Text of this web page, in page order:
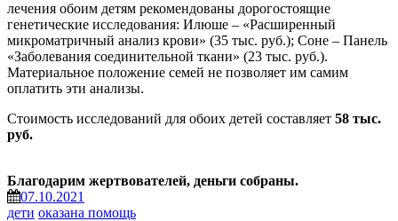
лечения обоим детям рекомендованы дорогостоящие
генетические исследования: Илюше – «Расширенный
микроматричный анализ крови» (35 тыс. руб.); Соне – Панель
«Заболевания соединительной ткани» (23 тыс. руб.).
Материальное положение семей не позволяет им самим
оплатить эти анализы.
Стоимость исследований для обоих детей составляет 58 тыс.
руб.
Благодарим жертвователей, деньги собраны.
07.10.2021
дети оказана помощь